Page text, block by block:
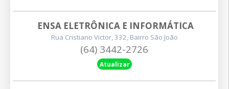
ENSA ELETRÔNICA E INFORMÁTICA
Rua Cristiano Victor, 332, Bairro São João
(64) 3442-2726
Atualizar